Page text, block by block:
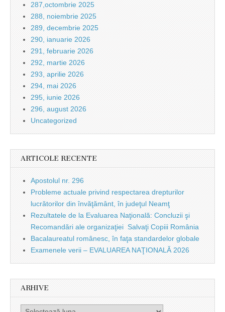
287,octombrie 2025
288, noiembrie 2025
289, decembrie 2025
290, ianuarie 2026
291, februarie 2026
292, martie 2026
293, aprilie 2026
294, mai 2026
295, iunie 2026
296, august 2026
Uncategorized
ARTICOLE RECENTE
Apostolul nr. 296
Probleme actuale privind respectarea drepturilor
lucrătorilor din învăţământ, în judeţul Neamţ
Rezultatele de la Evaluarea Naţională: Concluzii şi
Recomandări ale organizaţiei Salvaţi Copiii România
Bacalaureatul românesc, în faţa standardelor globale
Examenele verii – EVALUAREA NAŢIONALĂ 2026
ARHIVE
Arhive